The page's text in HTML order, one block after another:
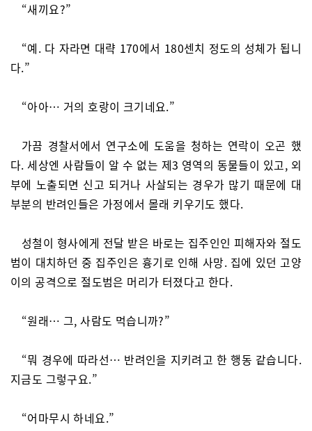
“새끼요?”
“예. 다 자라면 대략 170에서 180센치 정도의 성체가 됩니
다.”
“아아… 거의 호랑이 크기네요.”
가끔 경찰서에서 연구소에 도움을 청하는 연락이 오곤 했
다. 세상엔 사람들이 알 수 없는 제3 영역의 동물들이 있고, 외
부에 노출되면 신고 되거나 사살되는 경우가 많기 때문에 대
부분의 반려인들은 가정에서 몰래 키우기도 했다.
성철이 형사에게 전달 받은 바로는 집주인인 피해자와 절도
범이 대치하던 중 집주인은 흉기로 인해 사망. 집에 있던 고양
이의 공격으로 절도범은 머리가 터졌다고 한다.
“원래… 그, 사람도 먹습니까?”
“뭐 경우에 따라선… 반려인을 지키려고 한 행동 같습니다.
지금도 그렇구요.”
“어마무시 하네요.”